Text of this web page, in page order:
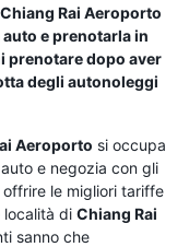
Chiang Rai Aeroporto
e prenotarla in
prenotare dopo aver
degli autonoleggi
Aeroporto si occupa
e negozia con gli
offrire le migliori tariffe
località di Chiang Rai
sanno che